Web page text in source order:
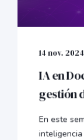
14 nov. 2024
IA en
gestión
En este